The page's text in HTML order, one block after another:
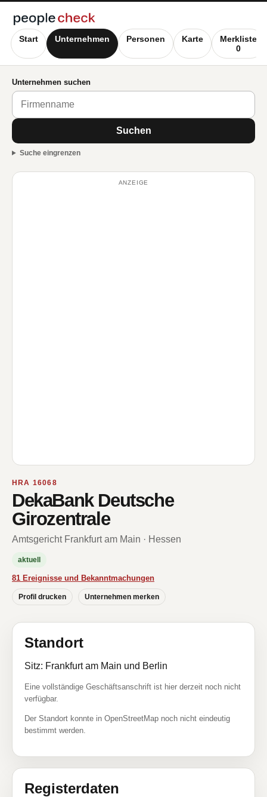
Start Unternehmen Personen Karte
Merkliste
0
Unternehmen suchen
Suchen
Suche eingrenzen
ANZEIGE
HRA 16068
DekaBank Deutsche
Girozentrale
Amtsgericht Frankfurt am Main · Hessen
aktuell
81 Ereignisse und Bekanntmachungen
Profil drucken Unternehmen merken
Standort
Sitz: Frankfurt am Main und Berlin
Eine vollständige Geschäftsanschrift ist hier derzeit noch nicht
verfügbar.
Der Standort konnte in OpenStreetMap noch nicht eindeutig
bestimmt werden.
Registerdaten